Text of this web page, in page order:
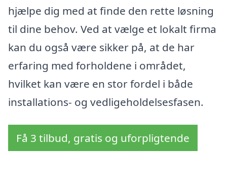
hjælpe dig med at finde den rette løsning
til dine behov. Ved at vælge et lokalt firma
kan du også være sikker på, at de har
erfaring med forholdene i området,
hvilket kan være en stor fordel i både
installations- og vedligeholdelsesfasen.
Få 3 tilbud, gratis og uforpligtende